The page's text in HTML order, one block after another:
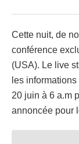
Cette nuit, de
conférence
(USA). Le live
les
20 juin à 6 a.m
annoncée pour